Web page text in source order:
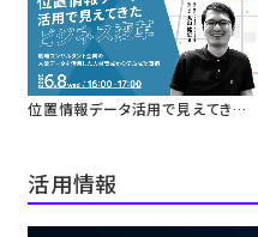
指数」を解説
位置情報データ活用で見えてきた
活用情報